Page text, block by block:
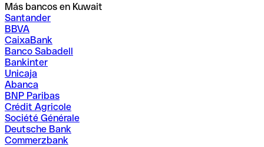
Más bancos en Kuwait
Santander
BBVA
CaixaBank
Banco Sabadell
Bankinter
Unicaja
Abanca
BNP Paribas
Crédit Agricole
Société Générale
Deutsche Bank
Commerzbank